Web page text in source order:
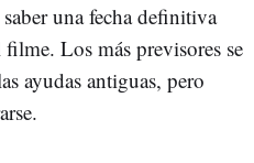
una fecha definitiva
Los más previsores se
ayudas antiguas, pero